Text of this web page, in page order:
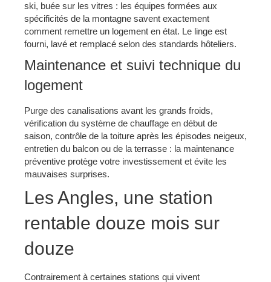
ski, buée sur les vitres : les équipes formées aux
spécificités de la montagne savent exactement
comment remettre un logement en état. Le linge est
fourni, lavé et remplacé selon des standards hôteliers.
Maintenance et suivi technique du
logement
Purge des canalisations avant les grands froids,
vérification du système de chauffage en début de
saison, contrôle de la toiture après les épisodes neigeux,
entretien du balcon ou de la terrasse : la maintenance
préventive protège votre investissement et évite les
mauvaises surprises.
Les Angles, une station
rentable douze mois sur
douze
Contrairement à certaines stations qui vivent